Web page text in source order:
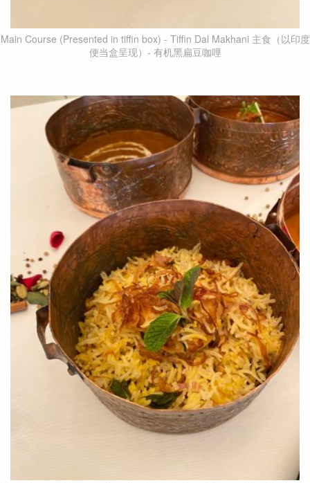
Main Course (Presented in tiffin box) - Tiffin Dal Makhani 主食（以印度
便当盒呈现）- 有机黑扁豆咖哩